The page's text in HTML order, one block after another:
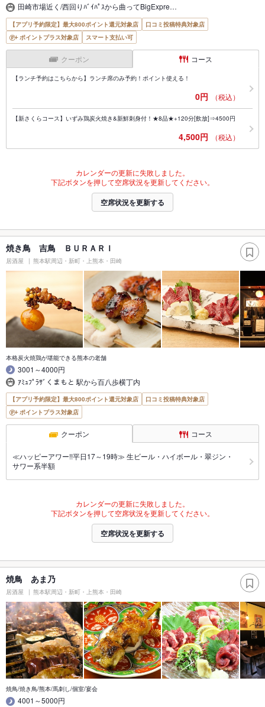
田崎市場近く/西回りﾊﾞｲﾊﾟｽから曲ってBigExpre…
【アプリ予約限定】最大800ポイント還元対象店
口コミ投稿特典対象店
ポイントプラス対象店
スマート支払い可
クーポン コース
【ランチ予約はこちらから】ランチ席のみ予約！ポイント使える！
0円 （税込）
【新さくらコース】いずみ鶏炭火焼き&新鮮刺身付！★8品★+120分[飲放]⇒4500円
4,500円 （税込）
カレンダーの更新に失敗しました。
下記ボタンを押して空席状況を更新してください。
空席状況を更新する
焼き鳥 吉鳥 ＢＵＲＡＲＩ
居酒屋 熊本駅周辺・新町・上熊本・田崎
本格炭火焼鶏が堪能できる熊本の老舗
3001～4000円
ｱﾐｭﾌﾟﾗｻﾞくまもと 駅から百八歩横丁内
【アプリ予約限定】最大800ポイント還元対象店
口コミ投稿特典対象店
ポイントプラス対象店
クーポン コース
≪ハッピーアワー!!平日17～19時≫ 生ビール・ハイボール・翠ジン・
サワー系半額
カレンダーの更新に失敗しました。
下記ボタンを押して空席状況を更新してください。
空席状況を更新する
焼鳥 あま乃
居酒屋 熊本駅周辺・新町・上熊本・田崎
焼鳥/焼き鳥/熊本/馬刺し/個室/宴会
4001～5000円